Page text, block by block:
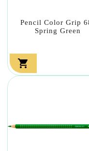
Pencil Color Grip
Spring Green
